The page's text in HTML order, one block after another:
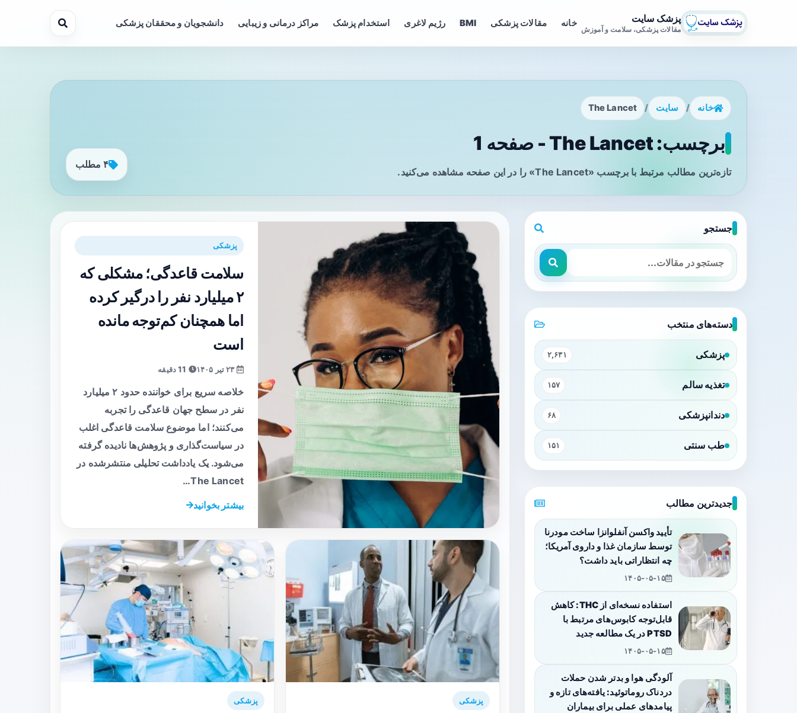
پزشک سایت
مقالات پزشکی، سلامت و آموزش
خانه مقالات پزشکی BMI رژیم لاغری استخدام پزشک مراکز درمانی و زیبایی دانشجویان و محققان پزشکی
خانه / سایت /
The Lancet
برچسب: The Lancet - صفحه 1
تازه‌ترین مطالب مرتبط با برچسب «The Lancet» را در این صفحه مشاهده می‌کنید.
۴ مطلب
پزشکی
سلامت قاعدگی؛ مشکلی که
۲ میلیارد نفر را درگیر کرده
اما همچنان کم‌توجه مانده
است
خلاصه سریع برای خواننده حدود ۲ میلیارد
نفر در سطح جهان قاعدگی را تجربه
می‌کنند؛ اما موضوع سلامت قاعدگی اغلب
در سیاست‌گذاری و پژوهش‌ها نادیده گرفته
می‌شود. یک یادداشت تحلیلی منتشرشده در
The Lancet…
بیشتر بخوانید
پزشکی پزشکی
جستجو
دسته‌های منتخب
پزشکی ۲,۶۳۱
تغذیه سالم ۱۵۷
دندانپزشکی ۶۸
طب سنتی ۱۵۱
جدیدترین مطالب
تأیید واکسن آنفلوانزا ساخت مودرنا
توسط سازمان غذا و داروی آمریکا؛
چه انتظاراتی باید داشت؟
۱۴۰۵-۰۵-۱۵
استفاده نسخه‌ای از THC: کاهش
قابل‌توجه کابوس‌های مرتبط با
PTSD در یک مطالعه جدید
۱۴۰۵-۰۵-۱۵
آلودگی هوا و بدتر شدن حملات
دردناک روماتوئید: یافته‌های تازه و
پیامدهای عملی برای بیماران